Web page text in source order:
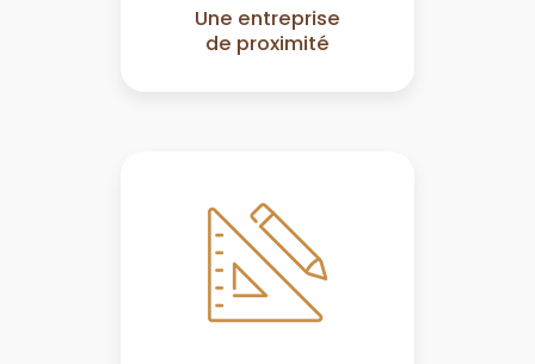
Une entreprise
de proximité